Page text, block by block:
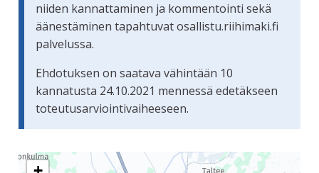
niiden kannattaminen ja kommentointi sekä
äänestäminen tapahtuvat osallistu.riihimaki.fi
palvelussa.
Ehdotuksen on saatava vähintään 10
kannatusta 24.10.2021 mennessä edetäkseen
toteutusarviointivaiheeseen.
Seuraavassa elementissä on kartta, joka esittää